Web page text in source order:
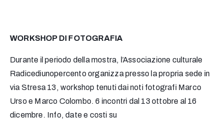
WORKSHOP DI FOTOGRAFIA
Durante il periodo della mostra, l’Associazione culturale
Radicediunopercento organizza presso la propria sede in
via Stresa 13, workshop tenuti dai noti fotografi Marco
Urso e Marco Colombo. 6 incontri dal 13 ottobre al 16
dicembre. Info, date e costi su